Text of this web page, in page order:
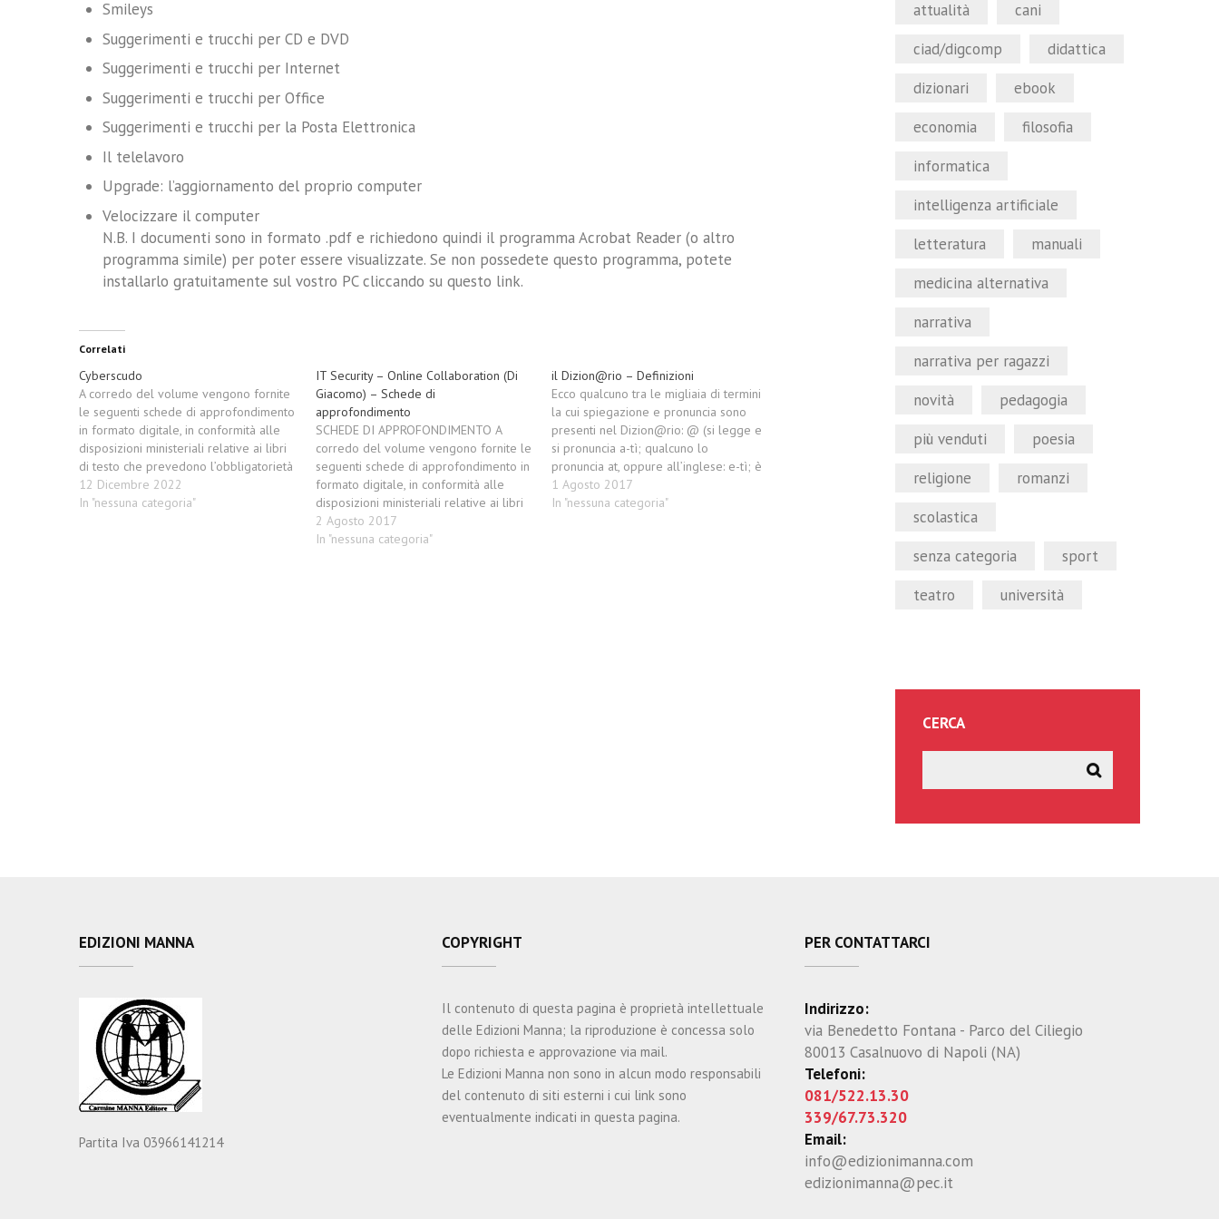
Smileys
Suggerimenti e trucchi per CD e DVD
Suggerimenti e trucchi per Internet
Suggerimenti e trucchi per Office
Suggerimenti e trucchi per la Posta Elettronica
Il telelavoro
Upgrade: l’aggiornamento del proprio computer
Velocizzare il computer
N.B. I documenti sono in formato .pdf e richiedono quindi il programma Acrobat Reader (o altro
programma simile) per poter essere visualizzate. Se non possedete questo programma, potete
installarlo gratuitamente sul vostro PCcliccando su questo link.
Correlati
Cyberscudo
A corredo del volume vengono fornite
le seguenti schede di approfondimento
in formato digitale, in conformità alle
disposizioni ministeriali relative ai libri
di testo che prevedono l’obbligatorietà
della forma mista (cartacea e digitale).
Le schede arricchiscono il testo
12 Dicembre 2022
In "nessuna categoria"
IT Security – Online Collaboration (Di
Giacomo) – Schede di
approfondimento
SCHEDE DI APPROFONDIMENTO A
corredo del volume vengono fornite le
seguenti schede di approfondimento in
formato digitale, in conformità alle
disposizioni ministeriali relative ai libri
di testo (circolare 9 febbraio 2012 n.
18) che prevedono l'obbligatorietà
2 Agosto 2017
In "nessuna categoria"
il Dizion@rio – Definizioni
Ecco qualcuno tra le migliaia di termini
la cui spiegazione e pronuncia sono
presenti nel Dizion@rio: @ (si legge e
si pronuncia a-tì; qualcuno lo
pronuncia at, oppure all’inglese: e-tì; è
anche diffusa l’abitudine di
chiamarlo chiocciola o chiocciolina) –
1 Agosto 2017
In "nessuna categoria"
attualità
cani
ciad/digcomp
didattica
dizionari
ebook
economia
filosofia
informatica
intelligenza artificiale
letteratura
manuali
medicina alternativa
narrativa
narrativa per ragazzi
novità
pedagogia
più venduti
poesia
religione
romanzi
scolastica
senza categoria
sport
teatro
università
CERCA
EDIZIONI MANNA
Partita Iva 03966141214
COPYRIGHT
Il contenuto di questa pagina è proprietà intellettuale
delle Edizioni Manna; la riproduzione è concessa solo
dopo richiesta e approvazione via mail.
Le Edizioni Manna non sono in alcun modo responsabili
del contenuto di siti esterni i cui link sono
eventualmente indicati in questa pagina.
PER CONTATTARCI
Indirizzo:
via Benedetto Fontana - Parco del Ciliegio
80013 Casalnuovo di Napoli (NA)
Telefoni:
081/522.13.30
339/67.73.320
Email:
info@edizionimanna.com
edizionimanna@pec.it